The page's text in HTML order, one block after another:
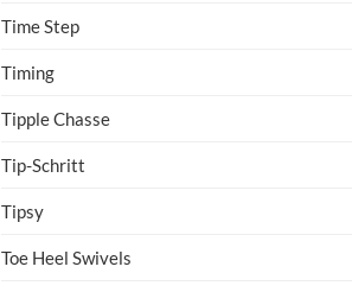
Time Step
Timing
Tipple Chasse
Tip-Schritt
Tipsy
Toe Heel Swivels